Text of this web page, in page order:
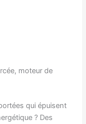
moteur de
qui épuisent
? Des